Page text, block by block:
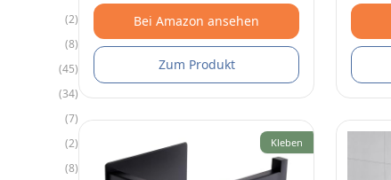
(2)
(8)
(45)
(34)
(7)
(2)
(8)
Bei Amazon ansehen
Zum Produkt
Kleben